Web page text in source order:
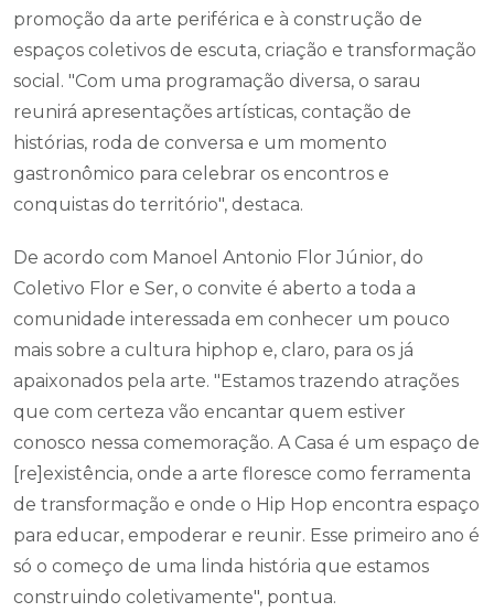
promoção da arte periférica e à construção de
espaços coletivos de escuta, criação e transformação
social. "Com uma programação diversa, o sarau
reunirá apresentações artísticas, contação de
histórias, roda de conversa e um momento
gastronômico para celebrar os encontros e
conquistas do território", destaca.
De acordo com Manoel Antonio Flor Júnior, do
Coletivo Flor e Ser, o convite é aberto a toda a
comunidade interessada em conhecer um pouco
mais sobre a cultura hiphop e, claro, para os já
apaixonados pela arte. "Estamos trazendo atrações
que com certeza vão encantar quem estiver
conosco nessa comemoração. A Casa é um espaço de
[re]existência, onde a arte floresce como ferramenta
de transformação e onde o Hip Hop encontra espaço
para educar, empoderar e reunir. Esse primeiro ano é
só o começo de uma linda história que estamos
construindo coletivamente", pontua.